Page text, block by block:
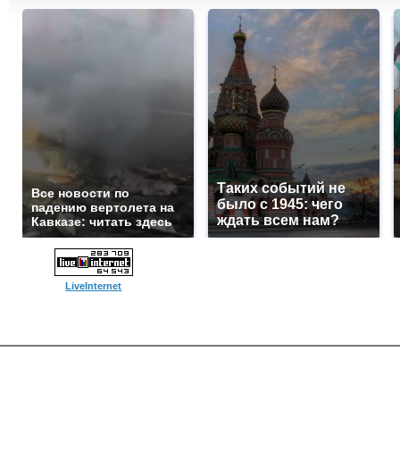
Все новости по
падению вертолета на
Кавказе: читать здесь
Таких событий не
было с 1945: чего
ждать всем нам?
LiveInternet